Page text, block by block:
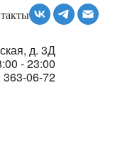
д. 3Д
- 23:00
363-06-72